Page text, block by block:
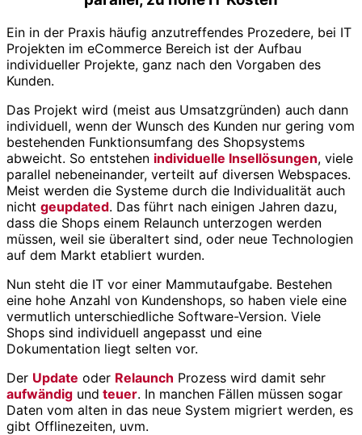
Ein in der Praxis häufig anzutreffendes Prozedere, bei IT
Projekten im eCommerce Bereich ist der Aufbau
individueller Projekte, ganz nach den Vorgaben des
Kunden.
Das Projekt wird (meist aus Umsatzgründen) auch dann
individuell, wenn der Wunsch des Kunden nur gering vom
bestehenden Funktionsumfang des Shopsystems
abweicht. So entstehen individuelle Insellösungen, viele
parallel nebeneinander, verteilt auf diversen Webspaces.
Meist werden die Systeme durch die Individualität auch
nicht geupdated. Das führt nach einigen Jahren dazu,
dass die Shops einem Relaunch unterzogen werden
müssen, weil sie überaltert sind, oder neue Technologien
auf dem Markt etabliert wurden.
Nun steht die IT vor einer Mammutaufgabe. Bestehen
eine hohe Anzahl von Kundenshops, so haben viele eine
vermutlich unterschiedliche Software-Version. Viele
Shops sind individuell angepasst und eine
Dokumentation liegt selten vor.
Der Update oder Relaunch Prozess wird damit sehr
aufwändig und teuer. In manchen Fällen müssen sogar
Daten vom alten in das neue System migriert werden, es
gibt Offlinezeiten, uvm.